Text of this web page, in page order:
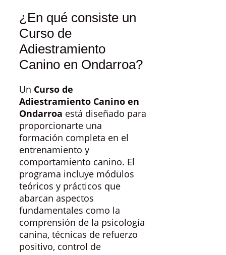
¿En qué consiste un
Curso de
Adiestramiento
Canino en Ondarroa?
Un Curso de
Adiestramiento Canino en
Ondarroa está diseñado para
proporcionarte una
formación completa en el
entrenamiento y
comportamiento canino. El
programa incluye módulos
teóricos y prácticos que
abarcan aspectos
fundamentales como la
comprensión de la psicología
canina, técnicas de refuerzo
positivo, control de